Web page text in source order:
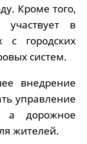
Кроме того,
участвует в
с городских
систем.
внедрение
управление
а дорожное
жителей.